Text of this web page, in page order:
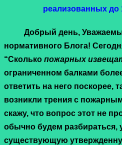
реализованных до
Добрый день,
нормативного Блога!
“Сколько пожарных
ограниченном балками
ответить на него поскорее,
возникли трения с
скажу, что вопрос этот не
обычно будем разбираться,
существующую